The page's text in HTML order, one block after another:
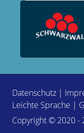
Datenschutz |
Leichte Sprache |
Copyright © 2020